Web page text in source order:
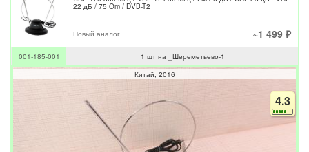
22 дБ / 75 Om / DVB-T2
Новый аналог ~1 499 ₽
001-185-001
1 шт на _Шереметьево-1
Китай 2016
4.3